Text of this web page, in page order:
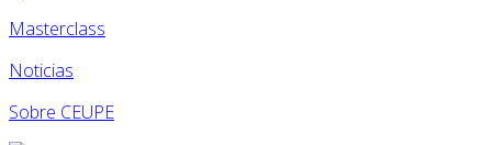
Masterclass
Noticias
Sobre CEUPE